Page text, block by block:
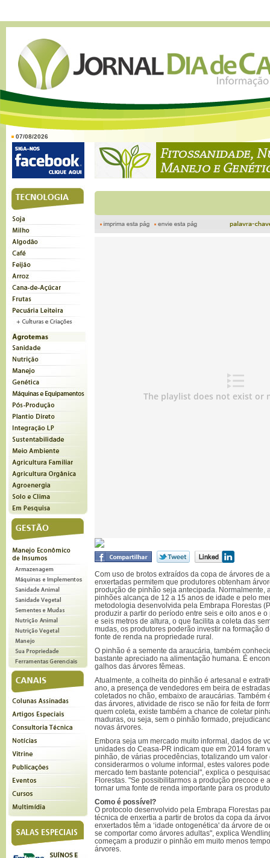
07/08/2026
Com uso de brotos extraídos da copa de árvores de
enxertadas permitem que produtores obtenham
produção de pinhão seja antecipada. Normalmente,
pinhões alcança de 12 a 15 anos de idade e pelo
metodologia desenvolvida pela Embrapa Florestas
produzir a partir do período entre seis e oito anos e
e seis metros de altura, o que facilita a coleta das
mudas, os produtores poderão investir na formação
fonte de renda na propriedade rural.
O pinhão é a semente da araucária, também
bastante apreciado na alimentação humana. É
galhos das árvores fêmeas.
Atualmente, a colheita do pinhão é artesanal e
ano, a presença de vendedores em beira de
coletados no chão, embaixo de araucárias. Também
das árvores, atividade de risco se não for feita de
quem coleta, existe também a chance de coletar
maduras, ou seja, sem o pinhão formado,
novas árvores.
Embora seja um mercado muito informal, dados de
unidades do Ceasa-PR indicam que em 2014 foram
pinhão, de várias procedências, totalizando um
considerarmos o volume informal, estes valores
mercado tem bastante potencial", explica o
Florestas. "Se possibilitarmos a produção precoce e
tornar uma fonte de renda importante para os
Como é possível?
O protocolo desenvolvido pela Embrapa Florestas
técnica de enxertia a partir de brotos da copa da
enxertados têm a ‘idade ontogenética' da árvore de
se comportar como árvores adultas", explica
começam a produzir o pinhão em muito menos
árvores.